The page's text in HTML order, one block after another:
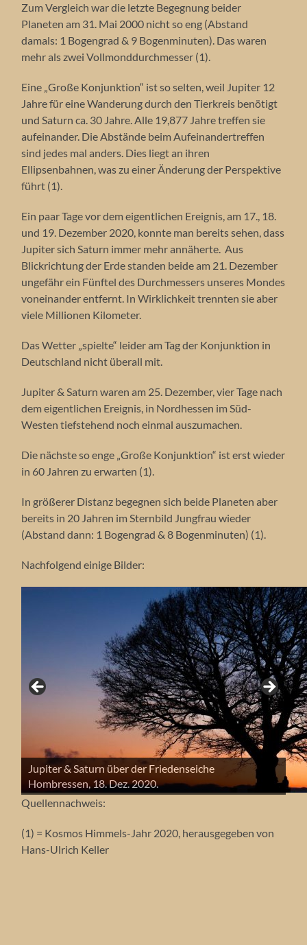
Zum Vergleich war die letzte Begegnung beider
Planeten am 31. Mai 2000 nicht so eng (Abstand
damals: 1 Bogengrad & 9 Bogenminuten). Das waren
mehr als zwei Vollmonddurchmesser (1).
Eine „Große Konjunktion“ ist so selten, weil Jupiter 12
Jahre für eine Wanderung durch den Tierkreis benötigt
und Saturn ca. 30 Jahre. Alle 19,877 Jahre treffen sie
aufeinander. Die Abstände beim Aufeinandertreffen
sind jedes mal anders. Dies liegt an ihren
Ellipsenbahnen, was zu einer Änderung der Perspektive
führt (1).
Ein paar Tage vor dem eigentlichen Ereignis, am 17., 18.
und 19. Dezember 2020, konnte man bereits sehen, dass
Jupiter sich Saturn immer mehr annäherte. Aus
Blickrichtung der Erde standen beide am 21. Dezember
ungefähr ein Fünftel des Durchmessers unseres Mondes
voneinander entfernt. In Wirklichkeit trennten sie aber
viele Millionen Kilometer.
Das Wetter „spielte“ leider am Tag der Konjunktion in
Deutschland nicht überall mit.
Jupiter & Saturn waren am 25. Dezember, vier Tage nach
dem eigentlichen Ereignis, in Nordhessen im Süd-
Westen tiefstehend noch einmal auszumachen.
Die nächste so enge „Große Konjunktion“ ist erst wieder
in 60 Jahren zu erwarten (1).
In größerer Distanz begegnen sich beide Planeten aber
bereits in 20 Jahren im Sternbild Jungfrau wieder
(Abstand dann: 1 Bogengrad & 8 Bogenminuten) (1).
Nachfolgend einige Bilder:
Jupiter & Saturn am 18. Dez. 2020.
Jupiter & Saturn über der Friedenseiche
Hombressen, 18. Dez. 2020.
Der Mond li., re. Jupiter & Saturn bei ihrer
Annäherung, 17. Dez. 2020.
Der Mond li., re. Jupiter & Saturn bei ihrer
Annäherung, 17. Dez. 2020.
Quellennachweis:
(1) = Kosmos Himmels-Jahr 2020, herausgegeben von
Hans-Ulrich Keller